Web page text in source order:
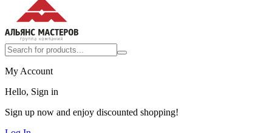
My Account
Hello, Sign in
Sign up now and enjoy discounted shopping!